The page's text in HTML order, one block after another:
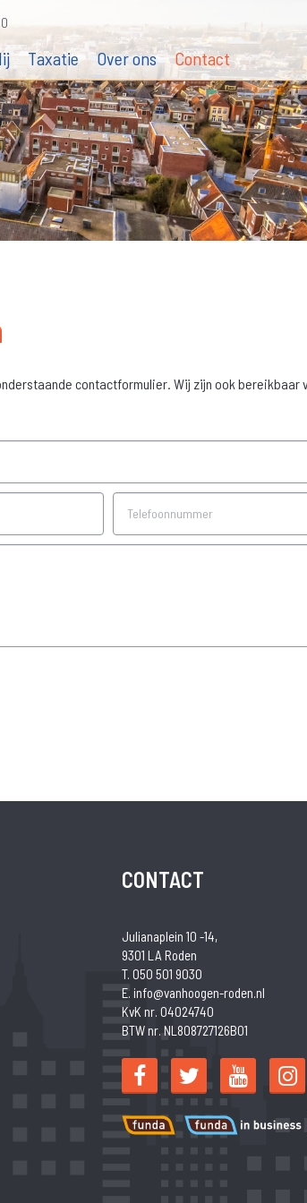
Taxatie Over ons Contact
contactformulier. Wij zijn ook bereikbaar
CONTACT
Julianaplein 10 -14,
9301 LA Roden
T. 050 501 9030
E. info@vanhoogen-roden.nl
KvK nr. 04024740
BTW nr. NL808727126B01
Funda